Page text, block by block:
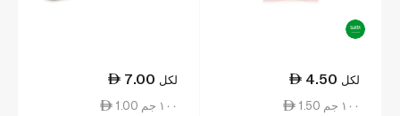
4.50 لكل
1.50 ١٠٠ جم
7.00 لكل
1.00 ١٠٠ جم